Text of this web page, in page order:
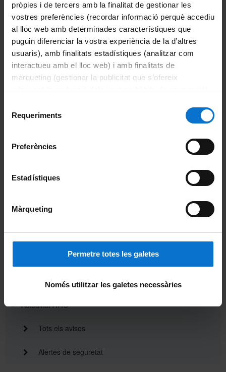
pròpies i de tercers amb la finalitat de gestionar les
vostres preferències (recordar informació perquè accediu
al lloc web amb determinades característiques que
puguin diferenciar la vostra experiència de la d’altres
usuaris), amb finalitats estadístiques (analitzar com
interactueu amb el lloc web) i amb finalitats de
màrqueting (gestionar la publicitat que s’ofereix
consultar laPolítica de galetes del lloc web de la
Requeriments
Preferències
Estadístiques
Màrqueting
Permetre totes les galetes
Només utilitzar les galetes necessàries
Sobre l'Àrea TIC
On som?
Tarifes
Disponibilitat dels serveis TIC
Polítiques i normativa
Actualitat ATIC
Tots els avisos
Alertes de seguretat